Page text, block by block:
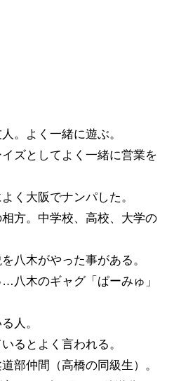
。よく一緒に遊ぶ。
ズとしてよく一緒に営業を
く大阪でナンパした。
方。中学校、高校、大学の
八木がやった事がある。
八木のギャグ「ぱーみゅ」
人。
るとよく言われる。
部仲間（高橋の同級生）。